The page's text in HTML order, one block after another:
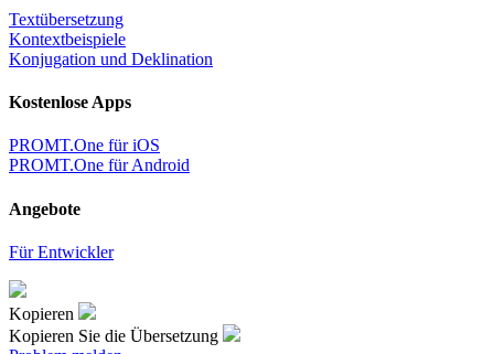
Textübersetzung
Kontextbeispiele
Konjugation und Deklination
Kostenlose Apps
PROMT.One für iOS
PROMT.One für Android
Angebote
Für Entwickler
Kopieren
Kopieren Sie die Übersetzung